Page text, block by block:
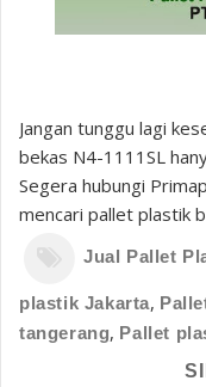
Jangan tunggu lagi
bekas N4-1111SL
Segera hubungi
mencari pallet plastik
Jual Pallet
plastik Jakarta,
tangerang, Pallet